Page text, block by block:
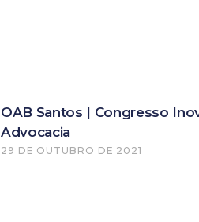
OAB Santos | Congresso
Advocacia
29 DE OUTUBRO DE 2021